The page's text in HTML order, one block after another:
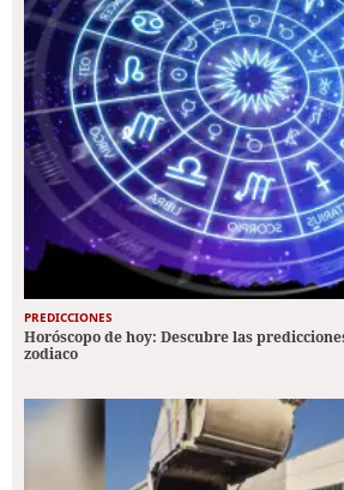
PREDICCIONES
Horóscopo de hoy: Descubre las
zodiaco